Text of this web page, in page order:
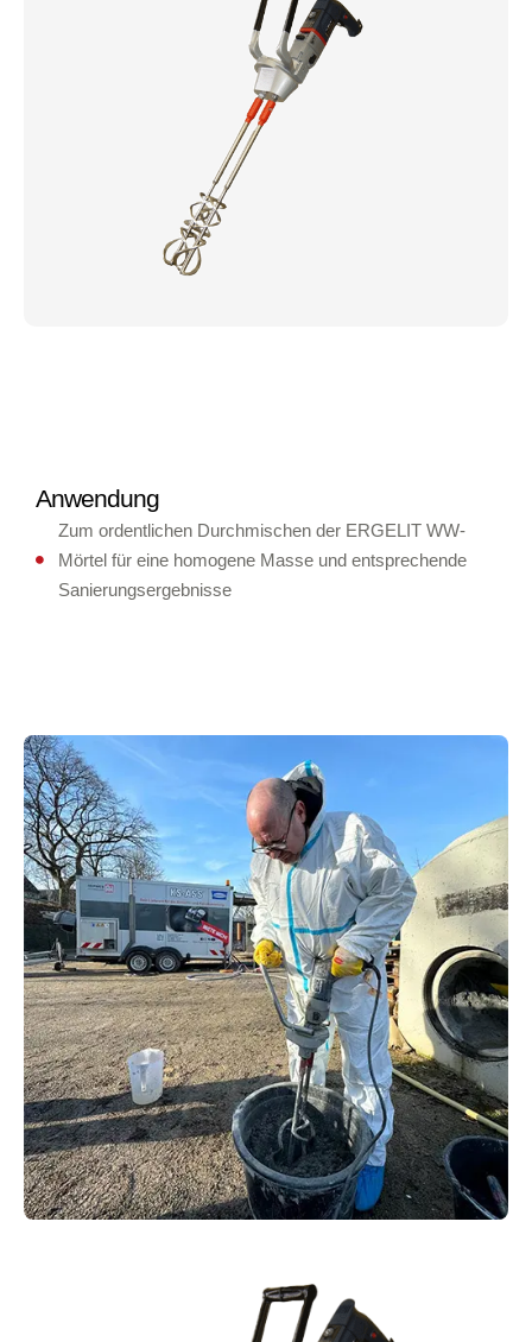
Anwendung
Zum ordentlichen Durchmischen der ERGELIT WW-
Mörtel für eine homogene Masse und entsprechende
Sanierungsergebnisse